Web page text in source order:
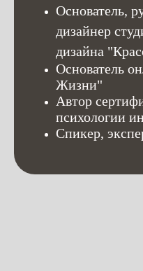
Основатель,
дизайнер
дизайна
Основатель
Жизни"
Автор
психологии
Спикер,